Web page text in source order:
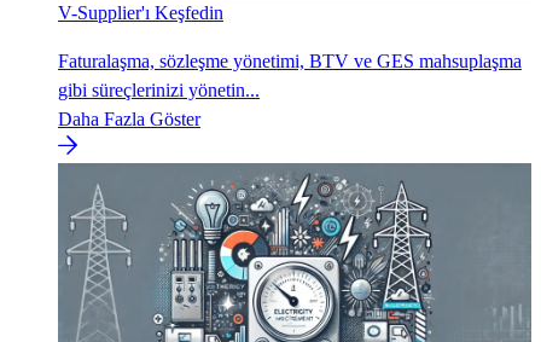
V-Supplier'ı Keşfedin
Faturalaşma, sözleşme yönetimi, BTV ve GES mahsuplaşma
gibi süreçlerinizi yönetin...
Daha Fazla Göster